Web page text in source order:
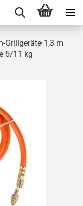
Grillgeräte 1,3 m
5/11 kg